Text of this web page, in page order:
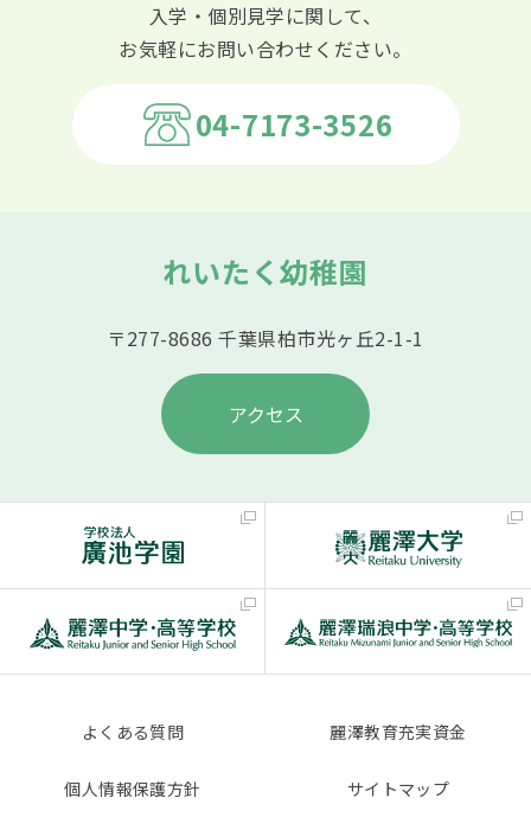
入学・個別見学に関して、
お気軽にお問い合わせください。
04-7173-3526
れいたく幼稚園
〒277-8686 千葉県柏市光ヶ丘2-1-1
アクセス
よくある質問 麗澤教育充実資金
個人情報保護方針 サイトマップ